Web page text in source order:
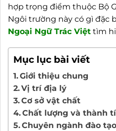
hợp trọng điểm thuộc Bộ
Ngôi trường này có gì đặc
Ngoại Ngữ Trác Việt tìm
Mục lục bài viết
Giới thiệu chung
Vị trí địa lý
Cơ sở vật chất
Chất lượng và thành
Chuyên ngành đào